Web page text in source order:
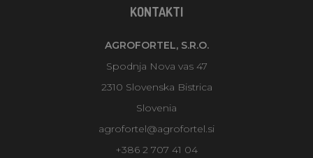
KONTAKTI
AGROFORTEL, S.R.O.
Spodnja Nova vas 47
2310 Slovenska Bistrica
Slovenia
agrofortel@agrofortel.si
+386 2 707 41 04